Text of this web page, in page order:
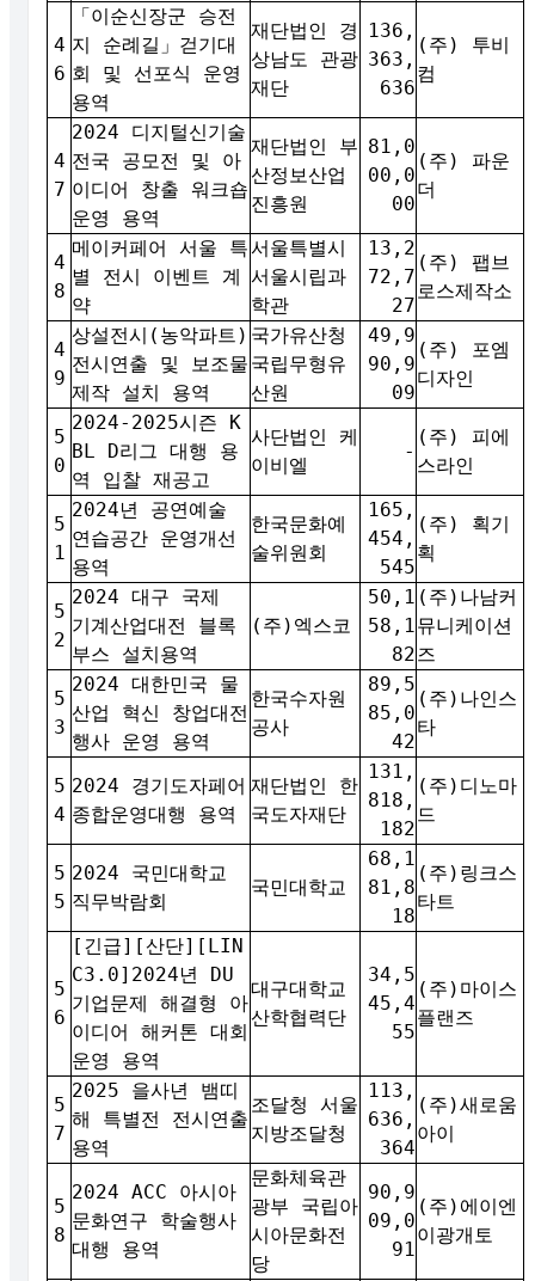
4
6
「이순신장군 승전
지 순례길」걷기대
회 및 선포식 운영
용역
재단법인 경
상남도 관광
재단
136,
363,
636
(주) 투비
컴
4
7
2024 디지털신기술
전국 공모전 및 아
이디어 창출 워크숍
운영 용역
재단법인 부
산정보산업
진흥원
81,0
00,0
00
(주) 파운
더
4
8
메이커페어 서울 특
별 전시 이벤트 계
약
서울특별시
서울시립과
학관
13,2
72,7
27
(주) 팹브
로스제작소
4
9
상설전시(농악파트)
전시연출 및 보조물
제작 설치 용역
국가유산청
국립무형유
산원
49,9
90,9
09
(주) 포엠
디자인
5
0
2024-2025시즌 K
BL D리그 대행 용
역 입찰 재공고
사단법인 케
이비엘
-
(주) 피에
스라인
5
1
2024년 공연예술
연습공간 운영개선
용역
한국문화예
술위원회
165,
454,
545
(주) 획기
획
5
2
2024 대구 국제
기계산업대전 블록
부스 설치용역
(주)엑스코
50,1
58,1
82
(주)나남커
뮤니케이션
즈
5
3
2024 대한민국 물
산업 혁신 창업대전
행사 운영 용역
한국수자원
공사
89,5
85,0
42
(주)나인스
타
5
4
2024 경기도자페어
종합운영대행 용역
재단법인 한
국도자재단
131,
818,
182
(주)디노마
드
5
5
2024 국민대학교
직무박람회
국민대학교
68,1
81,8
18
(주)링크스
타트
5
6
[긴급][산단][LIN
C3.0]2024년 DU
기업문제 해결형 아
이디어 해커톤 대회
운영 용역
대구대학교
산학협력단
34,5
45,4
55
(주)마이스
플랜즈
5
7
2025 을사년 뱀띠
해 특별전 전시연출
용역
조달청 서울
지방조달청
113,
636,
364
(주)새로움
아이
5
8
2024 ACC 아시아
문화연구 학술행사
대행 용역
문화체육관
광부 국립아
시아문화전
당
90,9
09,0
91
(주)에이엔
이광개토